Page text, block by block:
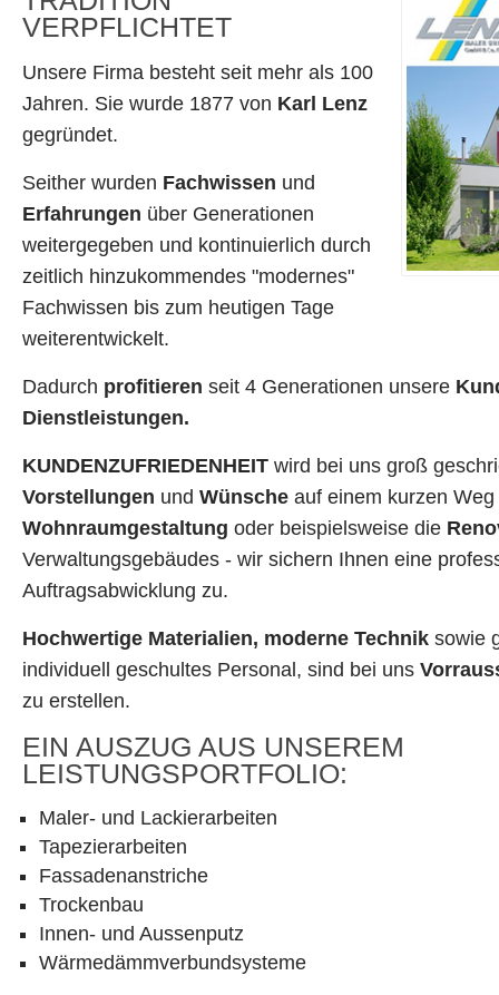
VERPFLICHTET
Unsere Firma besteht seit mehr als 100
Jahren. Sie wurde 1877 von Karl Lenz
gegründet.
Seither wurden Fachwissen und
Erfahrungen über Generationen
weitergegeben und kontinuierlich durch
zeitlich hinzukommendes "modernes"
Fachwissen bis zum heutigen Tage
weiterentwickelt.
Dadurch profitieren seit 4 Generationen unsere
Dienstleistungen.
KUNDENZUFRIEDENHEIT wird bei uns groß
Vorstellungen und Wünsche auf einem kurzen
Wohnraumgestaltung oder beispielsweise die
Verwaltungsgebäudes - wir sichern Ihnen eine
Auftragsabwicklung zu.
Hochwertige Materialien, moderne Technik sowie
individuell geschultes Personal, sind bei uns
zu erstellen.
EIN AUSZUG AUS UNSEREM
LEISTUNGSPORTFOLIO:
Maler- und Lackierarbeiten
Tapezierarbeiten
Fassadenanstriche
Trockenbau
Innen- und Aussenputz
Wärmedämmverbundsysteme